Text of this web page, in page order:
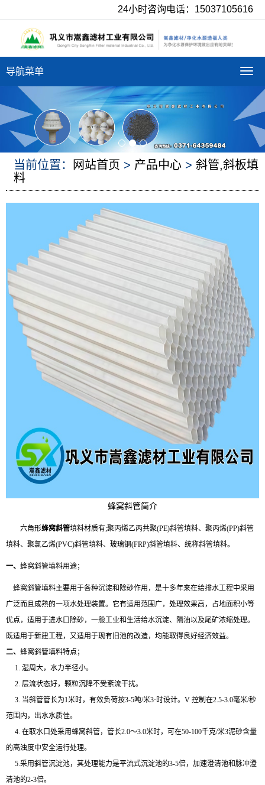
24小时咨询电话：15037105616
导
单
导航菜单
当前位置： 网站首页 > 产品中心 > 斜管,斜板填
料
蜂窝斜管简介
六角形蜂窝斜管填料材质有;聚丙烯乙丙共聚(PE)斜管填料、聚丙烯(PP)斜管
填料、聚氯乙烯(PVC)斜管填料、玻璃钢(FRP)斜管填料、统称斜管填料。
一、 蜂窝斜管填料用途；
蜂窝斜管填料主要用于各种沉淀和除砂作用，是十多年来在给排水工程中采用
广泛而且成熟的一项水处理装置。它有适用范围广，处理效果高，占地面积小等
优点，适用于进水口除砂，一般工业和生活给水沉淀、隔油以及尾矿浓缩处理。
既适用于新建工程，又适用于现有旧池的改造，均能取得良好经济效益。
二、 蜂窝斜管填料特点；
1. 湿周大，水力半径小。
2. 层流状态好，颗粒沉降不受紊流干扰。
3. 当斜管管长为1米时，有效负荷按3-5吨/米3·时设计。V 控制在2.5-3.0毫米/秒
范围内，出水水质佳。
4. 在取水口处采用蜂窝斜管，管长2.0～3.0米时，可在50-100千克/米3泥砂含量
的高浊度中安全运行处理。
5.采用斜管沉淀池，其处理能力是平流式沉淀池的3-5倍，加速澄清池和脉冲澄
清池的2-3倍。